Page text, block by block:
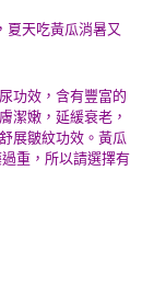
夏天吃黃瓜消暑又
功效，含有豐富的
潔嫩，延緩衰老，
展皺紋功效。黃瓜
重，所以請選擇有